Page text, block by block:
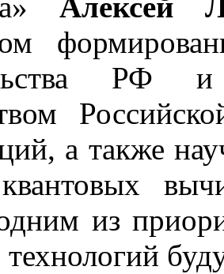
Алексей
РФ и
а также
из
технологий